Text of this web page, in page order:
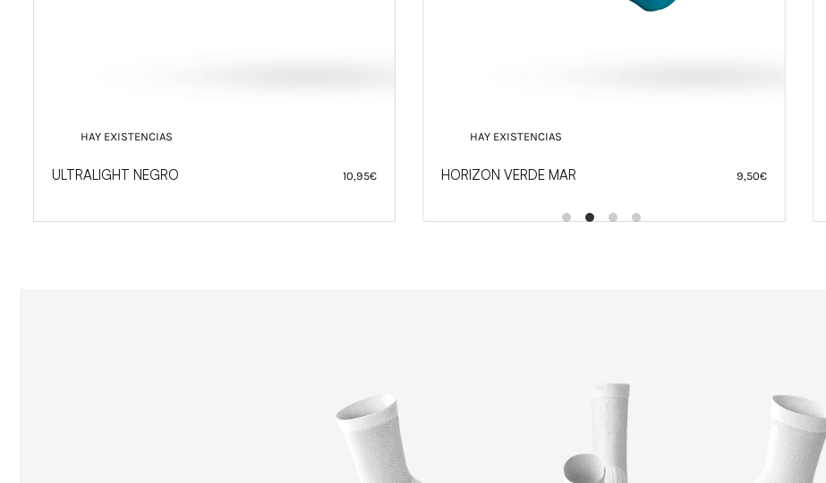
HAY EXISTENCIAS
HORIZON VERDE MAR 9,50
HAY EXISTENCIAS
PAZ 9,50